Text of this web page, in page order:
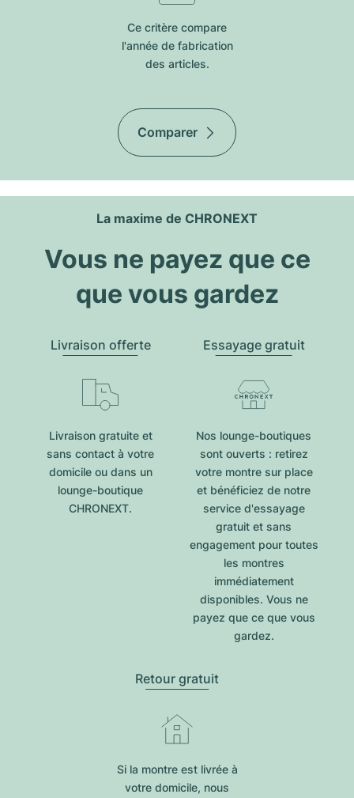
Ce critère compare
l'année de fabrication
des articles.
Comparer
La maxime de CHRONEXT
Vous ne payez que ce
que vous gardez
Livraison offerte
Livraison gratuite et
sans contact à votre
domicile ou dans un
lounge-boutique
CHRONEXT.
Essayage gratuit
Nos lounge-boutiques
sont ouverts : retirez
votre montre sur place
et bénéficiez de notre
service d'essayage
gratuit et sans
engagement pour toutes
les montres
immédiatement
disponibles. Vous ne
payez que ce que vous
gardez.
Retour gratuit
Si la montre est livrée à
votre domicile, nous